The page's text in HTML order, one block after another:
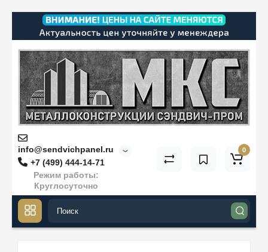
info@sendvichpanel.ru
+7 (499) 444-14-71
Режим работы:
Круглосуточно
0